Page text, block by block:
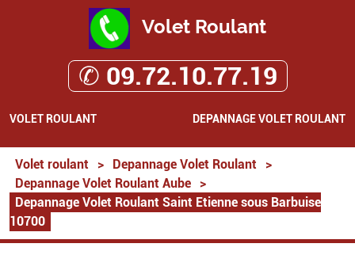
Volet Roulant
✆ 09.72.10.77.19
VOLET ROULANT DEPANNAGE VOLET ROULANT
Volet roulant > Depannage Volet Roulant
>
Depannage Volet Roulant Aube
>
Depannage Volet Roulant Saint Etienne sous Barbuise
10700